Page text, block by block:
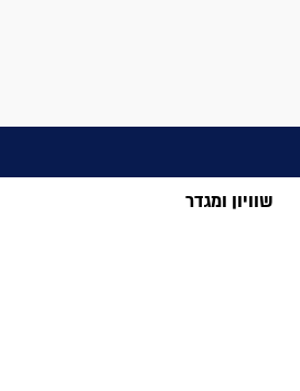
שוויון ומגדר